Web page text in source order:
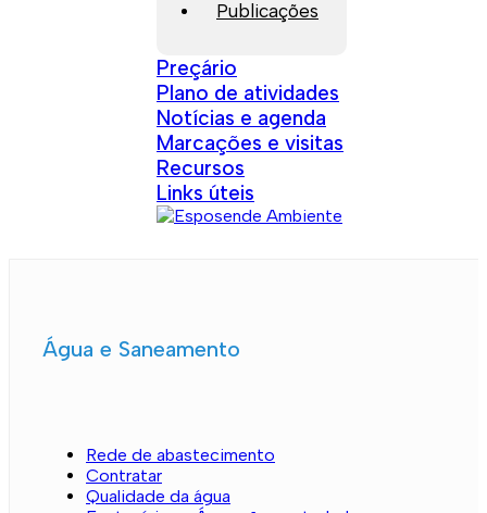
Publicações
Preçário
Plano de atividades
Notícias e agenda
Marcações e visitas
Recursos
Links úteis
Água e Saneamento
Rede de abastecimento
Contratar
Qualidade da água